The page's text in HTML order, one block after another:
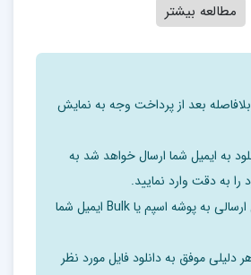
و احساسات نا بهنجار مي‌پردازد.
رشته عبارتند از:
مواجهه با اطلاعات ضد‌ و ‌نقيض
مطالعه بیشتر
بلافاصله بعد از پرداخت وجه به نمایش
به ایمیل شما ارسال خواهد شد به
به دقت وارد نمایید.
ممکن است ایمیل ارسالی به پوشه اسپم یا Bulk ایمیل شما
دلیلی موفق به دانلود فایل مورد نظر